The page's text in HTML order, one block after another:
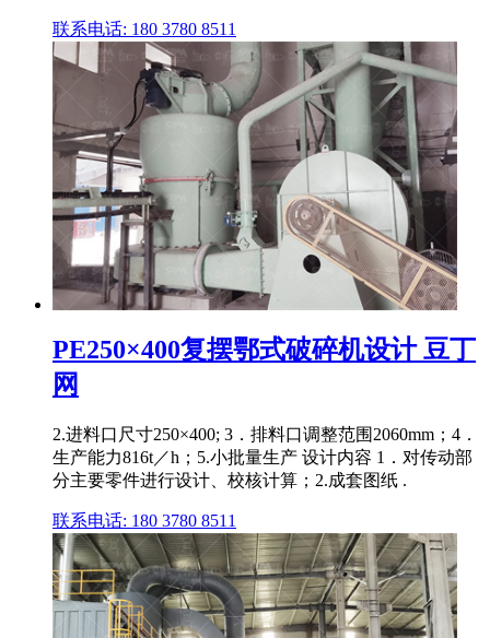
联系电话: 180 3780 8511
PE250×400复摆鄂式破碎机设计 豆丁
网
2.进料口尺寸250×400; 3．排料口调整范围2060mm；4．
生产能力816t／h；5.小批量生产 设计内容 1．对传动部
分主要零件进行设计、校核计算；2.成套图纸 .
联系电话: 180 3780 8511